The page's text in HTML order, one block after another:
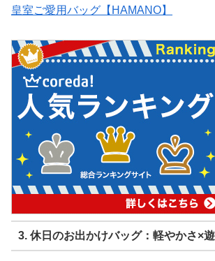
皇室ご愛用バッグ【HAMANO】
3. 休日のお出かけバッグ：軽やかさ×